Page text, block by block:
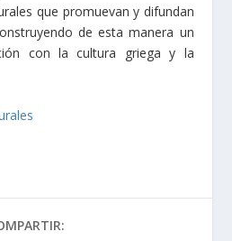
que promuevan y difundan
de esta manera un
con la cultura griega y la